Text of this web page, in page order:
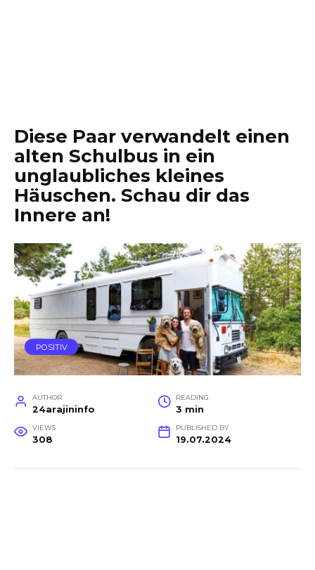
Diese Paar verwandelt einen
alten Schulbus in ein
unglaubliches kleines
Häuschen. Schau dir das
Innere an!
POSITIV
AUTHOR
24arajininfo
READING
3 min
VIEWS
308
PUBLISHED BY
19.07.2024